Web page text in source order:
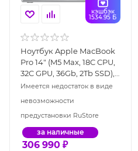
кэшбэк
1534.95 Б
Ноутбук Apple MacBook
Pro 14" (M5 Max, 18C CPU,
32C GPU, 36Gb, 2Tb SSD),
серебристый (MGDQ4)
Имеется недостаток в виде
невозможности
предустановки RuStore
за наличные
306 990 ₽